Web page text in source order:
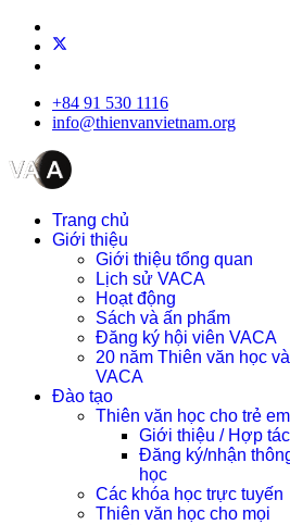
+84 91 530 1116
info@thienvanvietnam.org
Trang chủ
Giới thiệu
Giới thiệu tổng quan
Lịch sử VACA
Hoạt động
Sách và ấn phẩm
Đăng ký hội viên VACA
20 năm Thiên văn học và
VACA
Đào tạo
Thiên văn học cho trẻ em
Giới thiệu / Hợp tác
Đăng ký/nhận
học
Các khóa học trực tuyến
Thiên văn học cho mọi